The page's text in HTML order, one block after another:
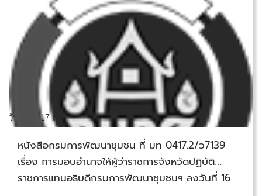
วันศุกร์ที่ 17 เมษายน 2569
หนังสือกรมการพัฒนาชุมชน ที่ มท 0417.2/ว7139
เรื่อง การมอบอำนาจให้ผู้ว่าราชการจังหวัดปฏิบัติ
ราชการแทนอธิบดีกรมการพัฒนาชุมชนฯ ลงวันที่ 16